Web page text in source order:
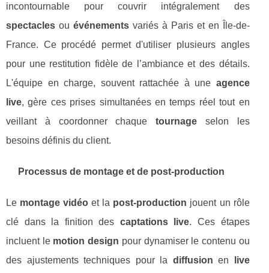
incontournable pour couvrir intégralement des
spectacles ou événementsvariés à Paris et en Île-de-
France. Ce procédé permet d'utiliser plusieurs angles
pour une restitution fidèle de l’ambiance et des détails.
L'équipe en charge, souvent rattachée à une agence
live, gère ces prises simultanées en temps réel tout en
veillant à coordonner chaquetournage selon les
besoins définis du client.
Processus de montage et de post-production
Le montage vidéo et la post-production jouent un rôle
clé dans la finition des captations live. Ces étapes
incluent le motion design pour dynamiser le contenu ou
des ajustements techniques pour la diffusion en
live